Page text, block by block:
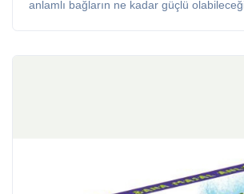
anlamlı bağların ne kadar güçlü